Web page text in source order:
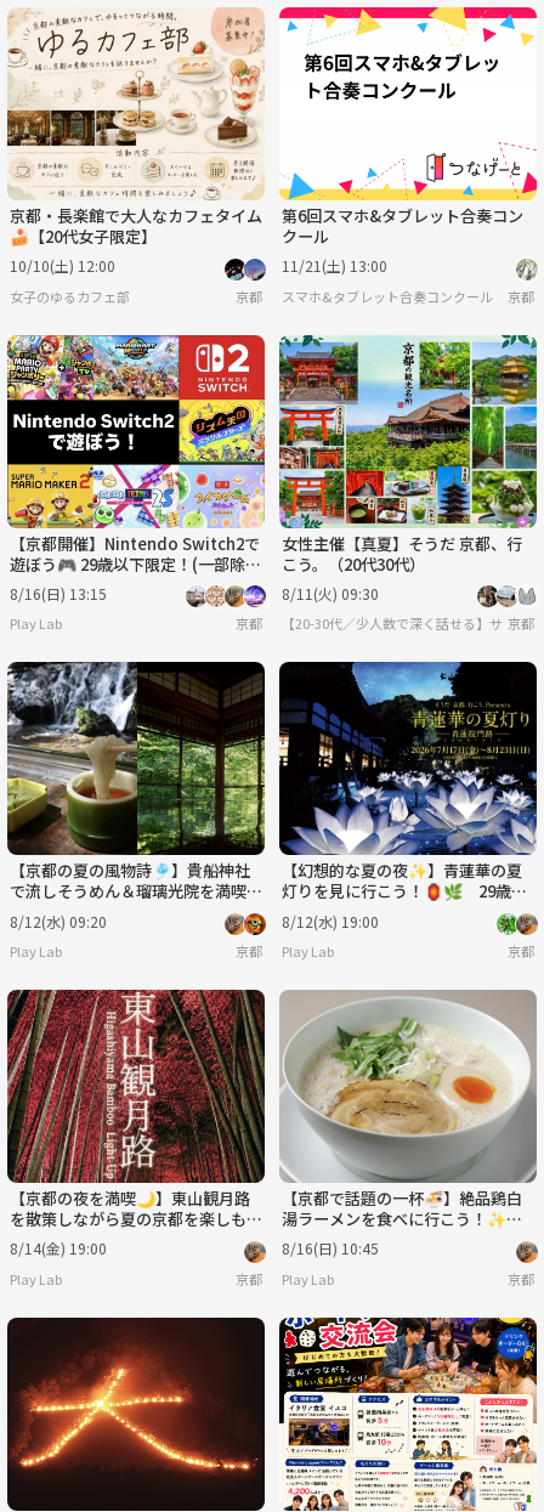
京都・長楽館で大人なカフェタイム
🍰【20代女子限定】
10/10(土) 12:00
女子のゆるカフェ部 京都
第6回スマホ&タブレット合奏コン
クール
11/21(土) 13:00
スマホ&タブレット合奏コンクール 京都
【京都開催】Nintendo Switch2で
遊ぼう🎮 29歳以下限定！(一部除
く)
8/16(日) 13:15
Play Lab 京都
女性主催【真夏】そうだ 京都、行
こう。（20代30代）
8/11(火) 09:30
【20-30代／少人数で深く話せる】サーク
京都
【京都の夏の風物詩🎐】貴船神社
で流しそうめん＆瑠璃光院を満喫し
よう！ 29歳以下限定(一部除く)
8/12(水) 09:20
Play Lab 京都
【幻想的な夏の夜✨】青蓮華の夏
灯りを見に行こう！🏮🌿 29歳以
下限定(一部除く)
8/12(水) 19:00
Play Lab 京都
【京都の夜を満喫🌙】東山観月路
を散策しながら夏の京都を楽しも
う！🏮✨ 29歳以下限定(一部除
く)
8/14(金) 19:00
Play Lab 京都
【京都で話題の一杯🍜】絶品鶏白
湯ラーメンを食べに行こう！✨ 2
9歳以下限定(一部除く)
8/16(日) 10:45
Play Lab 京都